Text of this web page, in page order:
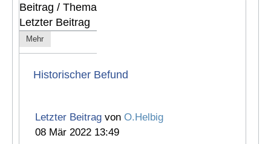
Beitrag / Thema
Letzter Beitrag
Mehr
Historischer Befund
Letzter Beitrag vonO.Helbig
08 Mär 2022 13:49